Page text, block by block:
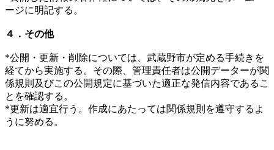
ージに明記する。
４．その他
*公開・更新・削除については、武蔵野市が定める手続きを
経てから実施する。その際、管理責任者は公開データーが関
係規則及びこの公開規定に基づいた適正な発信内容であるこ
とを確認する。
*更新は適宜行う。作成にあたっては関係規則を遵守するよ
うに努める。